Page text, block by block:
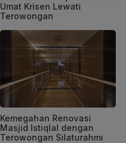
Umat Krisen Lewati
Terowongan
Kemegahan Renovasi
Masjid Istiqlal dengan
Terowongan Silaturahmi